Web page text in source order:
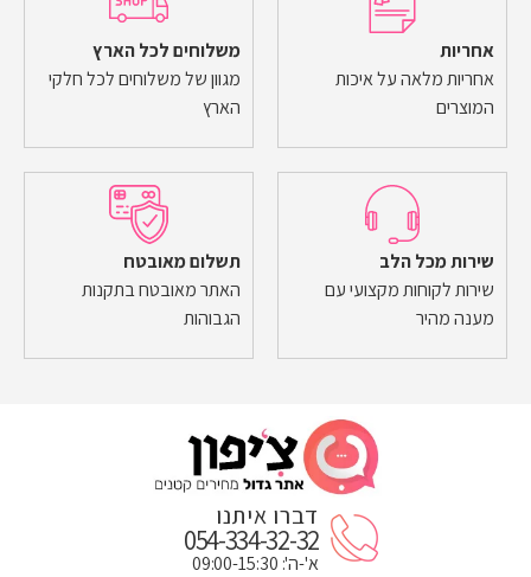
אחריות
אחריות מלאה על איכות
המוצרים
משלוחים לכל הארץ
מגוון של משלוחים לכל חלקי
הארץ
שירות מכל הלב
שירות לקוחות מקצועי עם
מענה מהיר
תשלום מאובטח
האתר מאובטח בתקנות
הגבוהות
דברו איתנו
054-334-32-32
א'-ה': 09:00-15:30